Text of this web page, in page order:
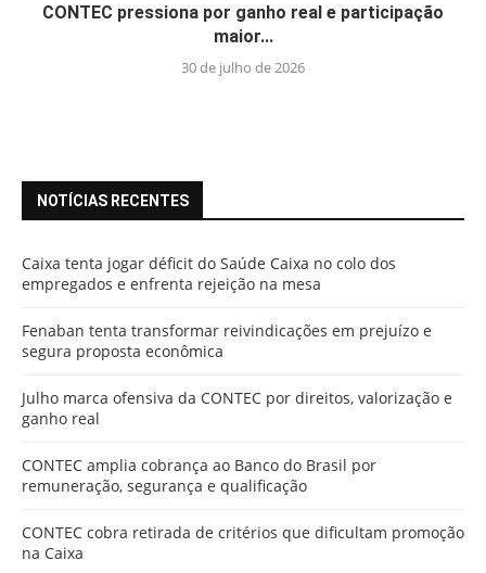
CONTEC pressiona por ganho real e participação
maior...
30 de julho de 2026
NOTÍCIAS RECENTES
Caixa tenta jogar déficit do Saúde Caixa no colo dos
empregados e enfrenta rejeição na mesa
Fenaban tenta transformar reivindicações em prejuízo e
segura proposta econômica
Julho marca ofensiva da CONTEC por direitos, valorização e
ganho real
CONTEC amplia cobrança ao Banco do Brasil por
remuneração, segurança e qualificação
CONTEC cobra retirada de critérios que dificultam promoção
na Caixa